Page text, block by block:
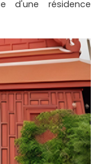
d'une résidence